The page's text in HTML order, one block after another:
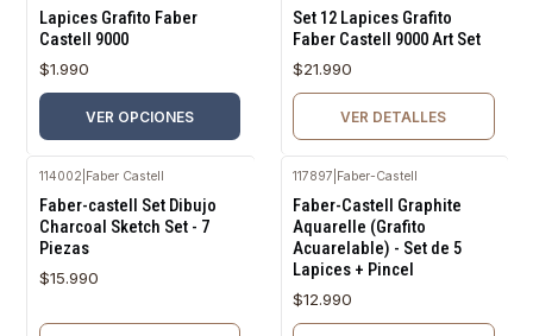
Lapices Grafito Faber
Castell 9000
$1.990
VER OPCIONES
Set 12 Lapices Grafito
Faber Castell 9000 Art Set
$21.990
VER DETALLES
114002 Faber Castell
Faber-castell Set Dibujo
Charcoal Sketch Set - 7
Piezas
$15.990
117897 Faber-Castell
Faber-Castell Graphite
Aquarelle (Grafito
Acuarelable) - Set de 5
Lapices + Pincel
$12.990